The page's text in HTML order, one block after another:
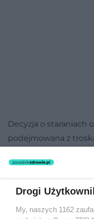
Decyzja o staraniach
podejmowana z
najmniej 3 do 6
regenerację, a parze
emocjonalnej. To
Drogi
My, naszych 1162